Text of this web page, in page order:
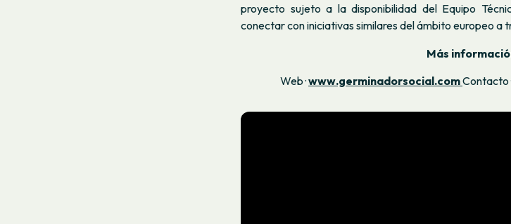
proyecto sujeto a la disponibilidad del Equipo
conectar con iniciativas similares del ámbito europeo a
Más
Web ·www.germinadorsocial.comContacto ·